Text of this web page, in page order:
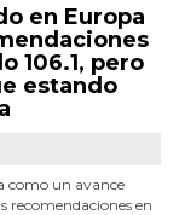
en Europa
106.1, pero
estando
como un avance
recomendaciones en